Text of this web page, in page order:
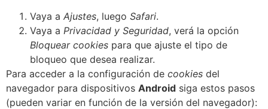
Vaya a Ajustes, luego Safari.
Vaya a Privacidad y Seguridad, verá la opción
Bloquear cookies para que ajuste el tipo de
bloqueo que desea realizar.
Para acceder a la configuración de cookies del
navegador para dispositivos Android siga estos pasos
(pueden variar en función de la versión del navegador):